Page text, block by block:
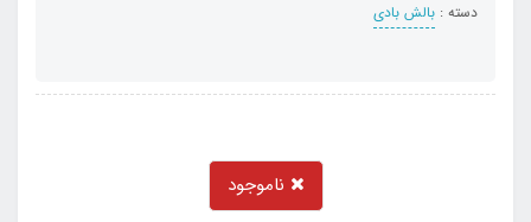
دسته : بالش بادی
ناموجود